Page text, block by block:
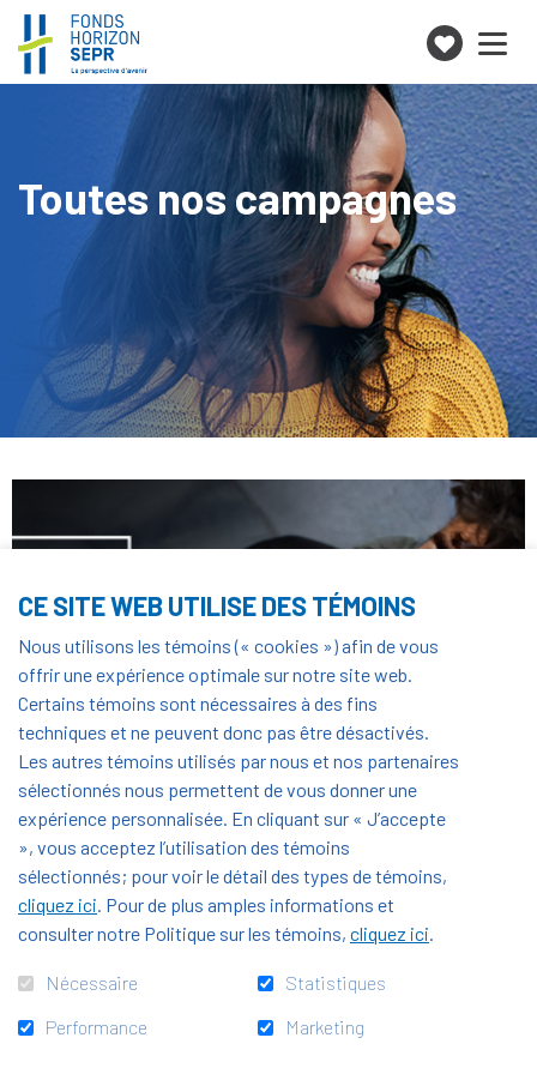
Je
fais
don
Toggle
navigation
Toutes nos campagnes
15%
2026-Ici, chaque jeune a sa
chance
CE SITE WEB UTILISE DES TÉMOINS
Nous utilisons les témoins (« cookies ») afin de vous
offrir une expérience optimale sur notre site web.
Certains témoins sont nécessaires à des fins
techniques et ne peuvent donc pas être désactivés.
Les autres témoins utilisés par nous et nos partenaires
sélectionnés nous permettent de vous donner une
expérience personnalisée. En cliquant sur « J’accepte
», vous acceptez l’utilisation des témoins
sélectionnés; pour voir le détail des types de témoins,
cliquez ici. Pour de plus amples informations et
consulter notre Politique sur les témoins, cliquez ici.
Nécessaire
Statistiques
Performance
Marketing